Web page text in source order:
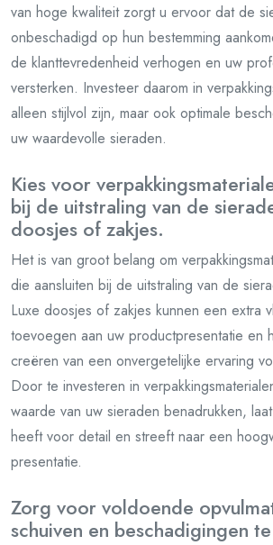
van hoge kwaliteit zorgt u ervoor dat de
onbeschadigd op hun bestemming
de klanttevredenheid verhogen en uw
versterken. Investeer daarom in
alleen stijlvol zijn, maar ook optimale
uw waardevolle sieraden.
Kies voor
bij de uitstraling van de
doosjes of zakjes.
Het is van groot belang om
die aansluiten bij de uitstraling van de
Luxe doosjes of zakjes kunnen een extra
toevoegen aan uw productpresentatie en
creëren van een onvergetelijke ervaring
Door te investeren in
waarde van uw sieraden benadrukken,
heeft voor detail en streeft naar een
presentatie.
Zorg voor voldoende
schuiven en beschadigingen